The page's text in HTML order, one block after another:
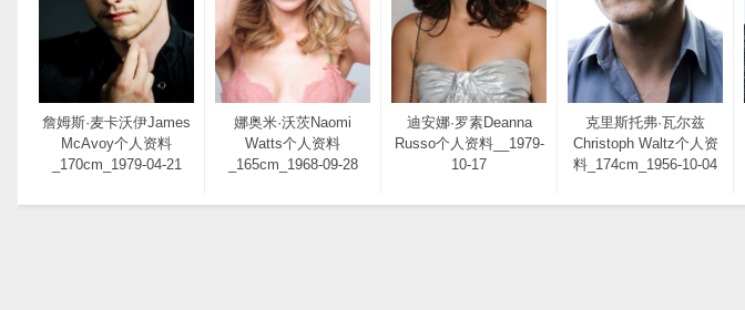
詹姆斯·麦卡沃伊James
McAvoy个人资料
_170cm_1979-04-21
娜奥米·沃茨Naomi
Watts个人资料
_165cm_1968-09-28
迪安娜·罗素Deanna
Russo个人资料__1979-
10-17
克里斯托弗·瓦尔兹
Christoph Waltz个人资
料_174cm_1956-10-04